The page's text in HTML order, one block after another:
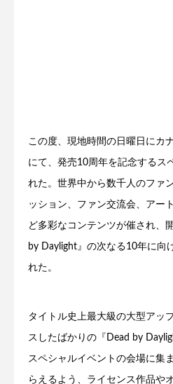
この度、現地時間の日曜日にカ
にて、発売10周年を記念するス
れた。世界中から数千人のファ
ッション、ファン交流会、アー
ど多彩なコンテンツが催され、
by Daylight』の次なる10年に向
れた。
タイトル史上最大級の大型アッ
スしたばかりの『Dead by
スペシャルイベントの会場に集
らえるよう、ライセンス作品や